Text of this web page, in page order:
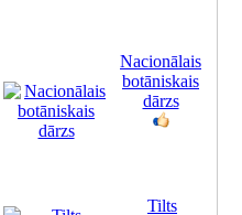
Nacionālais
botāniskais
dārzs
Tilts